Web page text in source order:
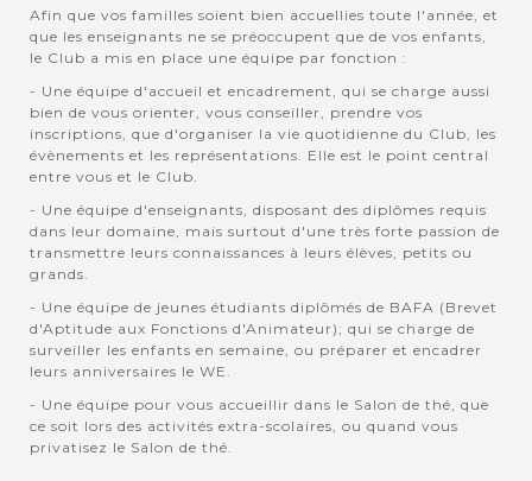
Afin que vos familles soient bien accuellies toute l'année, et
que les enseignants ne se préoccupent que de vos enfants,
le Club a mis en place une équipe par fonction :
- Une équipe d'accueil et encadrement, qui se charge aussi
bien de vous orienter, vous conseiller, prendre vos
inscriptions, que d'organiser la vie quotidienne du Club, les
évènements et les représentations. Elle est le point central
entre vous et le Club.
- Une équipe d'enseignants, disposant des diplômes requis
dans leur domaine, mais surtout d'une très forte passion de
transmettre leurs connaissances à leurs élèves, petits ou
grands.
- Une équipe de jeunes étudiants diplômés de BAFA (Brevet
d'Aptitude aux Fonctions d'Animateur); qui se charge de
surveiller les enfants en semaine, ou préparer et encadrer
leurs anniversaires le WE.
- Une équipe pour vous accueillir dans le Salon de thé, que
ce soit lors des activités extra-scolaires, ou quand vous
privatisez le Salon de thé.